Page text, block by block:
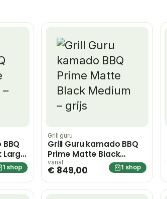
Large
1 shop
Grill guru
Grill Guru kamado BBQ
Prime Matte Black
Medium – grijs
vanaf
€ 849,00 1 shop